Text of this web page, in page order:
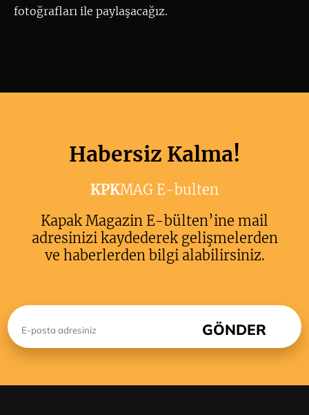
fotoğrafları ile paylaşacağız.
Habersiz Kalma!
KPKMAG E-bulten
Kapak Magazin E-bülten’ine mail
adresinizi kaydederek gelişmelerden
ve haberlerden bilgi alabilirsiniz.